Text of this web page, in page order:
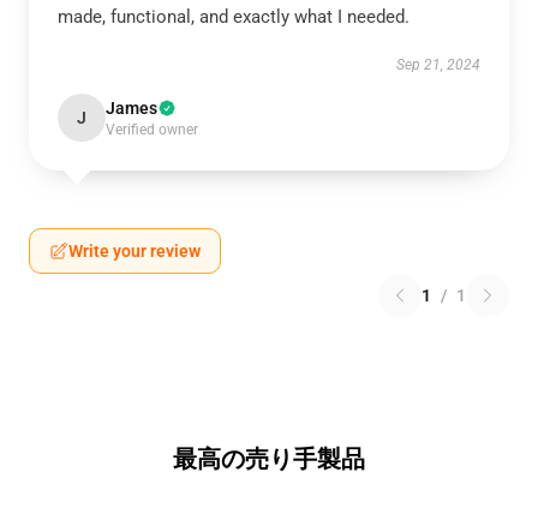
made, functional, and exactly what I needed.
Sep 21, 2024
J James
Verified owner
Write your review
1 / 1
最高の売り手製品